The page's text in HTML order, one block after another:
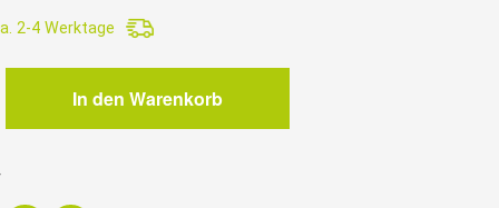
2-4 Werktage
In den Warenkorb